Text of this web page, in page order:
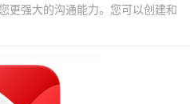
更强大的沟通能力。您可以创建和